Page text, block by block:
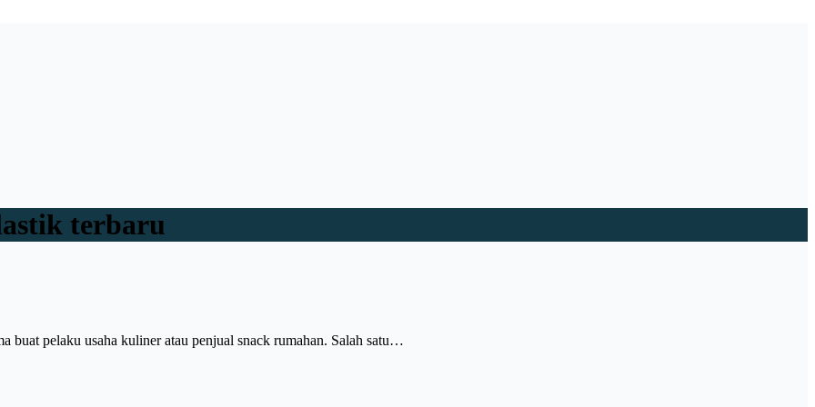
terbaru
buat pelaku usaha kuliner atau penjual snack rumahan. Salah satu…